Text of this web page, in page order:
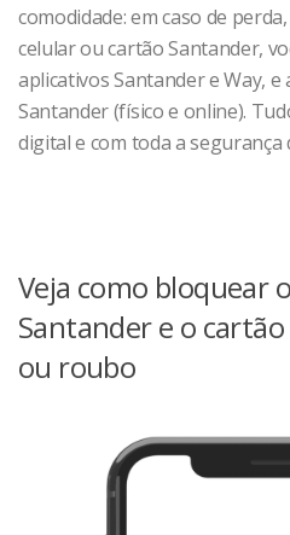
comodidade: em caso de
celular ou cartão Santander,
aplicativos Santander e Way,
Santander (físico e online).
digital e com toda a segurança
Veja como bloquear
Santander e o
ou roubo